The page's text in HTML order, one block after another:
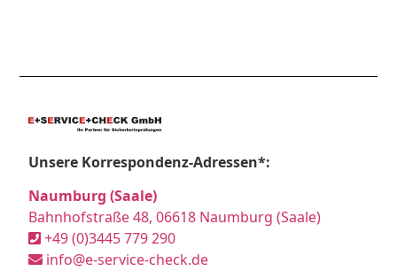
Unsere Korrespondenz-Adressen*:
Naumburg (Saale)
Bahnhofstraße 48, 06618 Naumburg (Saale)
+49 (0)3445 779 290
info@e-service-check.de